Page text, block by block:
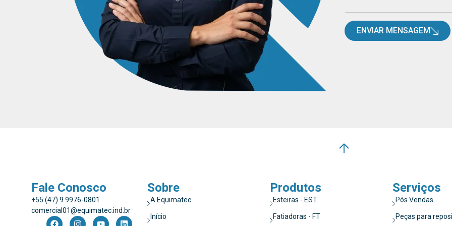
ENVIAR MENSAGEM
Fale Conosco
+55 (47) 9 9976-0801
comercial01@equimatec.ind.br
Sobre
A Equimatec
Início
Produtos
Esteiras - EST
Fatiadoras - FT
Serviços
Pós Vendas
Peças para